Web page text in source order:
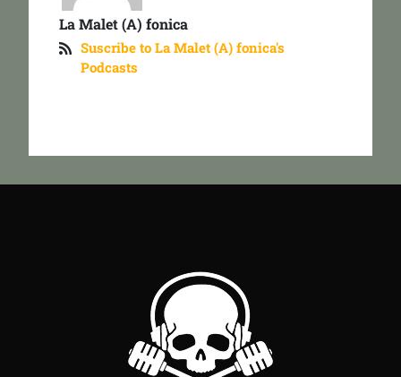
La Malet (A) fonica
Suscribe to La Malet (A) fonica's
Podcasts